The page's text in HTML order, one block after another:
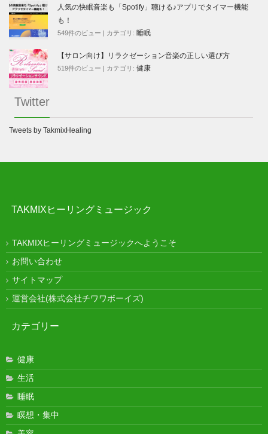
人気の快眠音楽も「Spotify」聴ける♪アプリでタイマー機能
も！
549件のビュー | カテゴリ: 睡眠
【サロン向け】リラクゼーション音楽の正しい選び方
519件のビュー | カテゴリ: 健康
Twitter
Tweets by TakmixHealing
TAKMIXヒーリングミュージック
TAKMIXヒーリングミュージックへようこそ
お問い合わせ
サイトマップ
運営会社(株式会社チワワボーイズ)
カテゴリー
健康
生活
睡眠
瞑想・集中